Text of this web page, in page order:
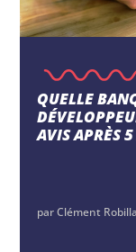
QUELLE
AVIS APRÈS
parClément